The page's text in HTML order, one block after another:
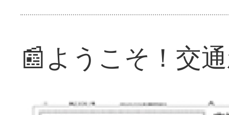
📰ようこそ！交